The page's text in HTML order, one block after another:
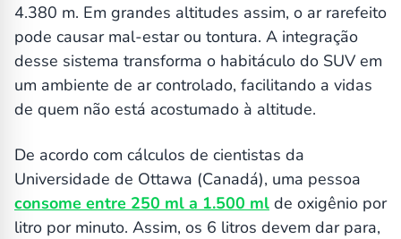
4.380 m. Em grandes altitudes assim, o ar rarefeito
pode causar mal-estar ou tontura. A integração
desse sistema transforma o habitáculo do SUV em
um ambiente de ar controlado, facilitando a vidas
de quem não está acostumado à altitude.
De acordo com cálculos de cientistas da
Universidade de Ottawa (Canadá), uma pessoa
consome entre 250 ml a 1.500 ml de oxigênio por
litro por minuto. Assim, os 6 litros devem dar para,